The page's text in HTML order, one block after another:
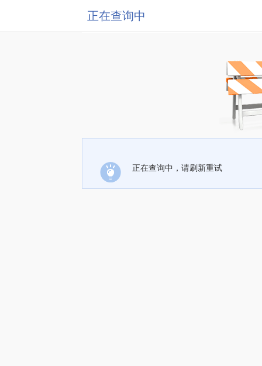
正在查询中
正在查询中，请刷新重试